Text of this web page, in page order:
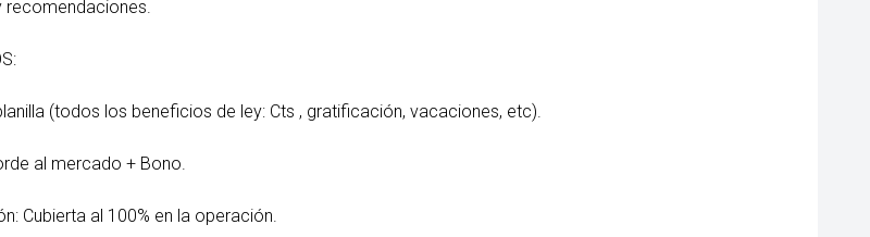
recomendaciones.
(todos los beneficios de ley: Cts , gratificación, vacaciones, etc).
al mercado + Bono.
Cubierta al 100% en la operación.